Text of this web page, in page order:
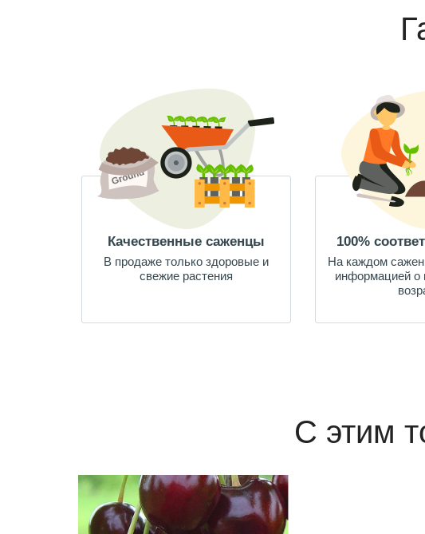
Качественные саженцы
В продаже только здоровые и
свежие растения
100%
На каждом
информацией о
С этим